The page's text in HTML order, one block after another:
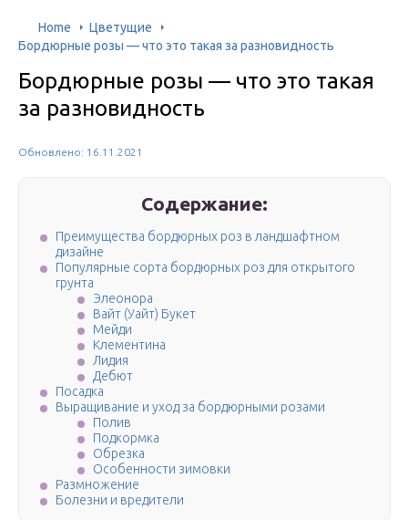
Home
Цветущие
Бордюрные розы — что это такая за разновидность
Бордюрные розы — что это такая
за разновидность
Обновлено: 16.11.2021
Содержание:
Преимущества бордюрных роз в ландшафтном
дизайне
Популярные сорта бордюрных роз для открытого
грунта
Элеонора
Вайт (Уайт) Букет
Мейди
Клементина
Лидия
Дебют
Посадка
Выращивание и уход за бордюрными розами
Полив
Подкормка
Обрезка
Особенности зимовки
Размножение
Болезни и вредители